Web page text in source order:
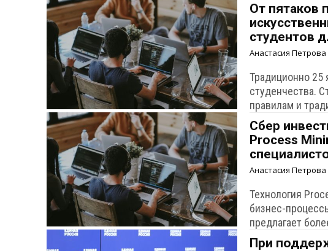
От пятаков
студентов
Анастасия Петрова
Традиционно 25
студенчества.
правилам и
Сбер
Process
Анастасия Петрова
Технология
бизнес-
предлагает
При